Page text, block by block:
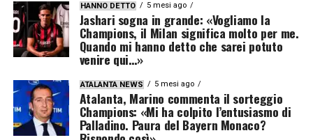
HANNO DETTO 5 mesi ago
Jashari sogna in grande: «Vogliamo la
Champions, il Milan significa molto per me.
Quando mi hanno detto che sarei potuto
venire qui…»
ATALANTA NEWS 5 mesi ago
Atalanta, Marino commenta il sorteggio
Champions: «Mi ha colpito l’entusiasmo di
Palladino. Paura del Bayern Monaco?